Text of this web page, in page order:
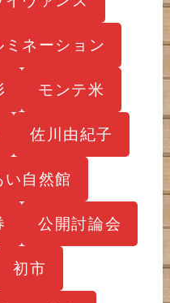
ネーション
モンテ米
佐川由紀子
自然館
公開討論会
初市